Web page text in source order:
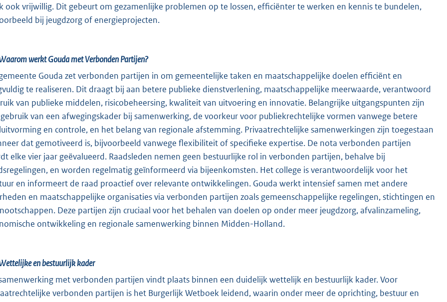
ook vrijwillig. Dit gebeurt om gezamenlijke problemen op te lossen, efficiënter te werken en kennis te bundelen,
bij jeugdzorg of energieprojecten.
werkt Gouda met Verbonden Partijen?
Gouda zet verbonden partijen in om gemeentelijke taken en maatschappelijke doelen efficiënt en
te realiseren. Dit draagt bij aan betere publieke dienstverlening, maatschappelijke meerwaarde, verantwoord
van publieke middelen, risicobeheersing, kwaliteit van uitvoering en innovatie. Belangrijke uitgangspunten zijn
van een afwegingskader bij samenwerking, de voorkeur voor publiekrechtelijke vormen vanwege betere
en controle, en het belang van regionale afstemming. Privaatrechtelijke samenwerkingen zijn toegestaan
dat gemotiveerd is, bijvoorbeeld vanwege flexibiliteit of specifieke expertise. De nota verbonden partijen
elke vier jaar geëvalueerd. Raadsleden nemen geen bestuurlijke rol in verbonden partijen, behalve bij
en worden regelmatig geïnformeerd via bijeenkomsten. Het college is verantwoordelijk voor het
en informeert de raad proactief over relevante ontwikkelingen. Gouda werkt intensief samen met andere
en maatschappelijke organisaties via verbonden partijen zoals gemeenschappelijke regelingen, stichtingen en
Deze partijen zijn cruciaal voor het behalen van doelen op onder meer jeugdzorg, afvalinzameling,
ontwikkeling en regionale samenwerking binnen Midden-Holland.
en bestuurlijk kader
met verbonden partijen vindt plaats binnen een duidelijk wettelijk en bestuurlijk kader. Voor
verbonden partijen is het Burgerlijk Wetboek leidend, waarin onder meer de oprichting, bestuur en